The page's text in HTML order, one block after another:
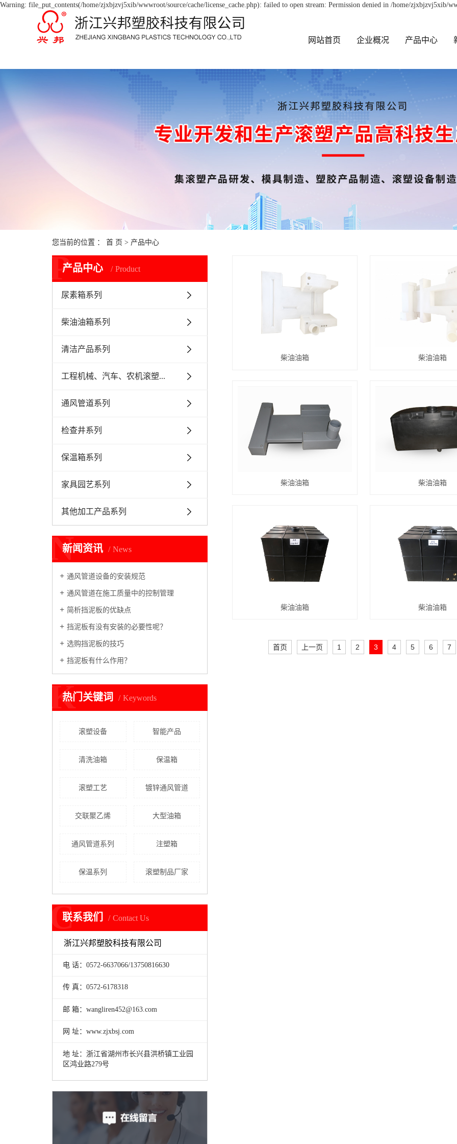
Warning: file_put_contents(/home/zjxbjzvj5xib/wwwroot/source/cache/license_cache.php): failed to open stream: Permission denied in /home/zjxbjzvj5xib/
网站首页 企业概况 产品中心
您当前的位置 ： 首 页 > 产品中心
产品中心 Product
P
尿素箱系列
柴油油箱系列
清洁产品系列
工程机械、汽车、农机滚塑...
通风管道系列
检查井系列
保温箱系列
家具园艺系列
其他加工产品系列
新闻资讯 News
N
通风管道设备的安装规范
通风管道在施工质量中的控制管理
简析挡泥板的优缺点
挡泥板有没有安装的必要性呢？
选购挡泥板的技巧
挡泥板有什么作用？
热门关键词 Keywords
K
滚塑设备 智能产品
清洗油箱 保温箱
滚塑工艺 镀锌通风管道
交联聚乙烯 大型油箱
通风管道系列 注塑箱
保温系列 滚塑制品厂家
联系我们 Contact Us
C
浙江兴邦塑胶科技有限公司
电 话：0572-6637066/13750816630
传 真：0572-6178318
邮 箱：wangliren452@163.com
网 址：www.zjxbsj.com
地 址：浙江省湖州市长兴县洪桥镇工业园
区鸿业路279号
柴油油箱 柴油油箱
柴油油箱 柴油油箱
柴油油箱 柴油油箱
首页 上一页 1 2 3 4 5 6 7